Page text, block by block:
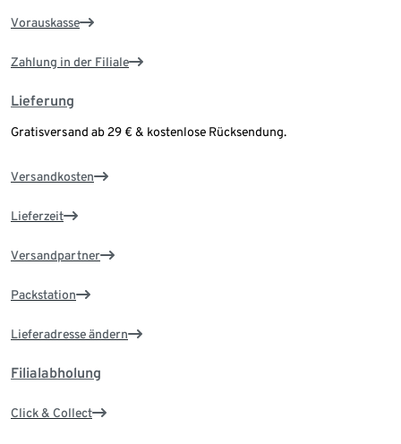
Vorauskasse
Zahlung in der Filiale
Lieferung
Gratisversand ab 29 € & kostenlose Rücksendung.
Versandkosten
Lieferzeit
Versandpartner
Packstation
Lieferadresse ändern
Filialabholung
Click & Collect